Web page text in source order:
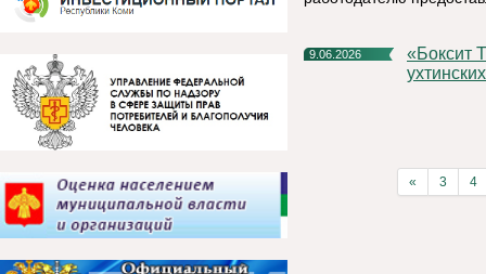
9.06.2026
«Боксит Тимана» компании РУСАЛ организовал пленэр для
« 3 4